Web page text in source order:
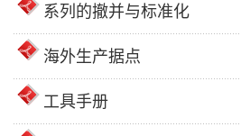
系列的撤并与标准化
海外生产据点
工具手册